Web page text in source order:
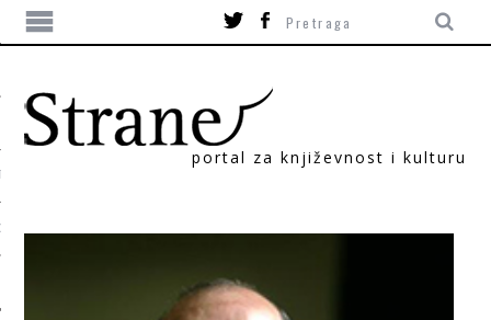
portal za književnost i kulturu